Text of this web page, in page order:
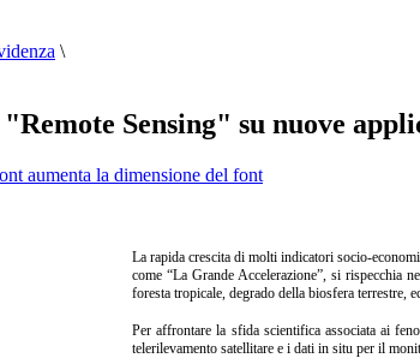
\
Sensing" su nuove
aumenta la dimensione del font
La rapida crescita di molti indicatori socio-
come “La Grande Accelerazione”, si rispecchia
foresta tropicale, degrado della biosfera terrestre,
Per affrontare la sfida scientifica associata ai
telerilevamento satellitare e i dati in situ per il